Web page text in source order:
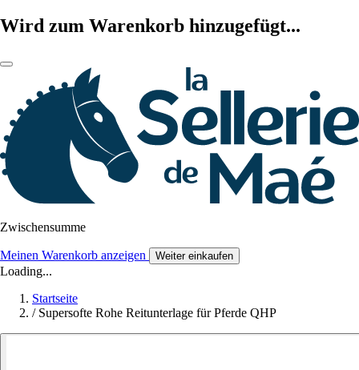
Wird zum Warenkorb hinzugefügt...
Zwischensumme
Meinen Warenkorb anzeigen Weiter einkaufen
Loading...
Startseite
/ Supersofte Rohe Reitunterlage für Pferde QHP